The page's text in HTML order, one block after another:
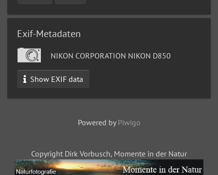
Exif-Metadaten
NIKON CORPORATION NIKON D850
Show EXIF data
Powered by Piwigo
Copyright Dirk Vorbusch, Momente in der Natur